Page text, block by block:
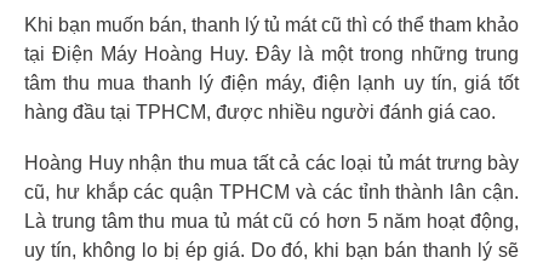
Khi bạn muốn bán, thanh lý tủ mát cũ thì có thể tham khảo
tại Điện Máy Hoàng Huy. Đây là một trong những trung
tâm thu mua thanh lý điện máy, điện lạnh uy tín, giá tốt
hàng đầu tại TPHCM, được nhiều người đánh giá cao.
Hoàng Huy nhận thu mua tất cả các loại tủ mát trưng bày
cũ, hư khắp các quận TPHCM và các tỉnh thành lân cận.
Là trung tâm thu mua tủ mát cũ có hơn 5 năm hoạt động,
uy tín, không lo bị ép giá. Do đó, khi bạn bán thanh lý sẽ